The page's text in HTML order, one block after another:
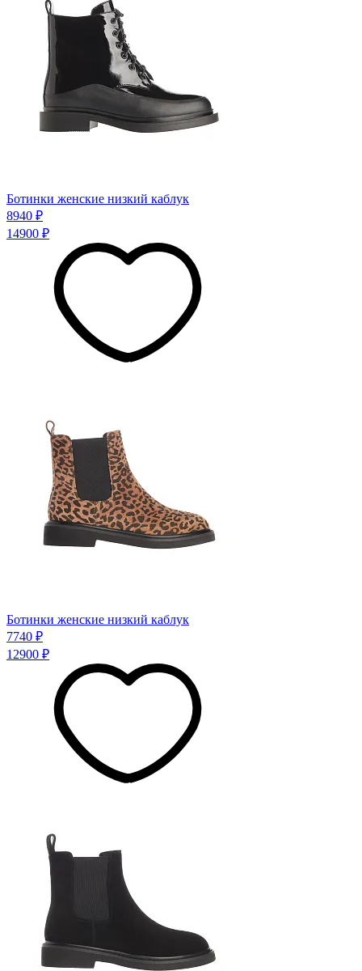
Ботинки женские низкий каблук
8940 ₽
14900 ₽
Ботинки женские низкий каблук
7740 ₽
12900 ₽